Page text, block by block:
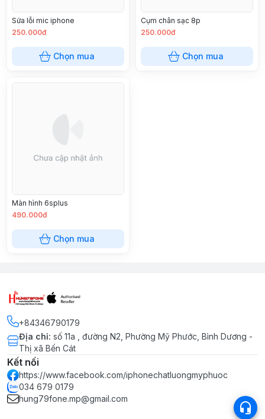
Sửa lỗi mic iphone
250.000đ
Chọn mua
Cụm chân sạc 8p
250.000đ
Chọn mua
Màn hình 6splus
490.000đ
Chọn mua
+84346790179
Địa chỉ: số 11a , đường N2, Phường Mỹ Phước, Bình Dương -
Thị xã Bến Cát
Kết nối
https://www.facebook.com/iphonechatluongmyphuoc
034 679 0179
hung79fone.mp@gmail.com